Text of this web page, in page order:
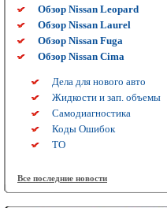
Обзор Nissan Leopard
Обзор Nissan Laurel
Обзор Nissan Fuga
Обзор Nissan Cima
Дела для нового авто
Жидкости и зап. объемы
Самодиагностика
Коды Ошибок
ТО
Все последние новости